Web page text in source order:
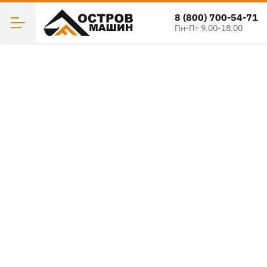
8 (800) 700-54-71
Пн-Пт 9.00-18.00